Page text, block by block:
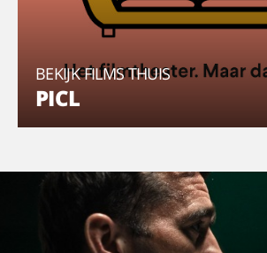
BEKIJK FILMS THUIS
PICL